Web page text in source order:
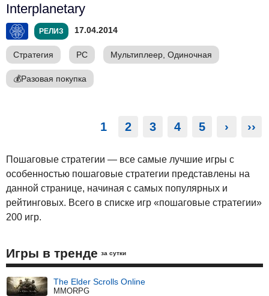
Interplanetary
РЕЛИЗ 17.04.2014
Стратегия PC Мультиплеер, Одиночная
💰Разовая покупка
1 2 3 4 5 › ››
Пошаговые стратегии — все самые лучшие игры с
особенностью пошаговые стратегии представлены на
данной странице, начиная с самых популярных и
рейтинговых. Всего в списке игр «пошаговые стратегии»
200 игр.
Игры в тренде за сутки
The Elder Scrolls Online
MMORPG